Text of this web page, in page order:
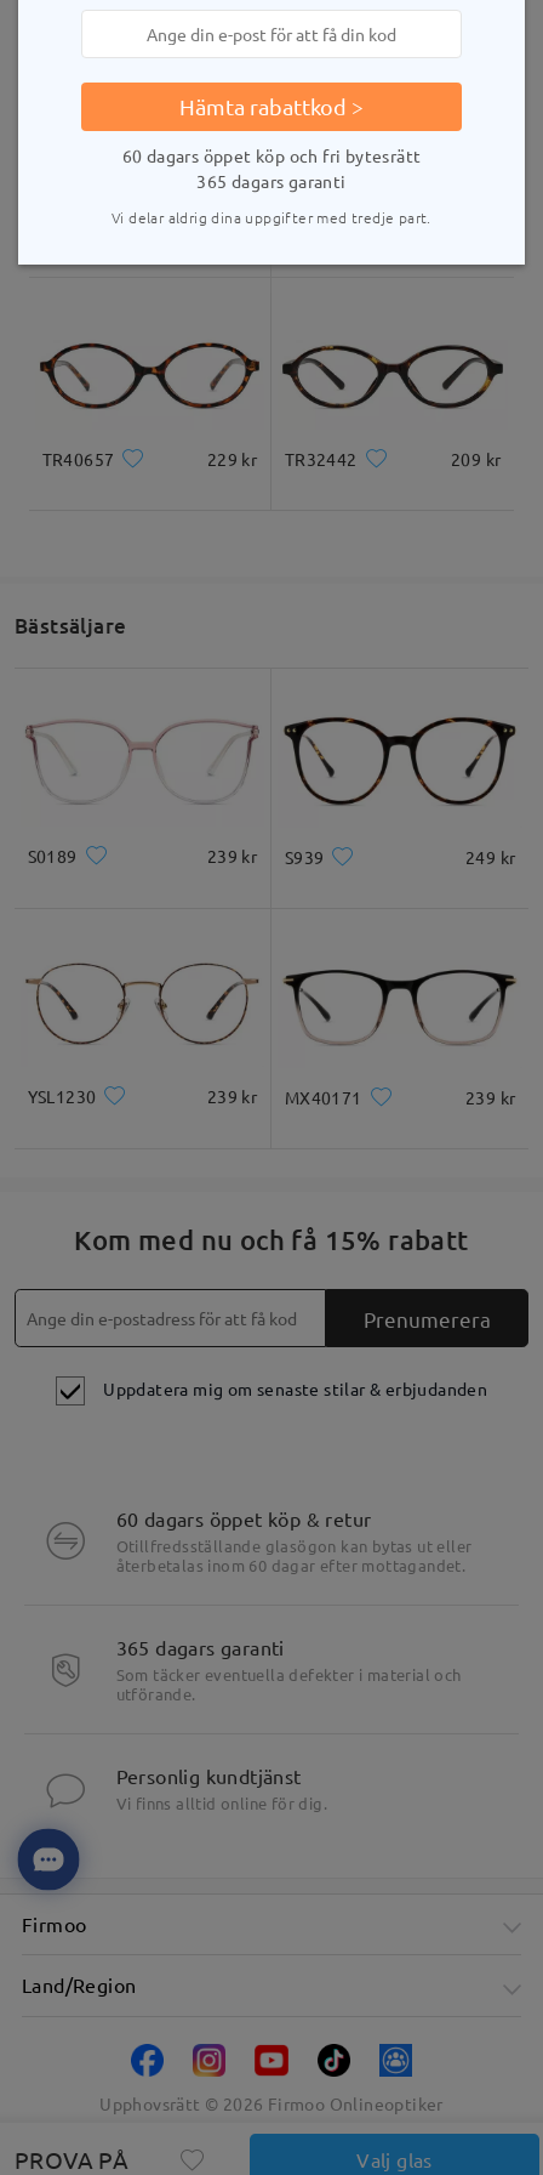
319 kr M37599
TR40657 229 kr TR32442 209 kr
Bästsäljare
S0189 239 kr S939 249 kr
YSL1230 239 kr MX40171 239 kr
Kom med nu och få 15% rabatt
Prenumerera
Uppdatera mig om senaste stilar & erbjudanden
PROVA PÅ Valj glas
60 dagars öppet köp & retur
Otillfredsställande glasögon kan bytas ut eller
återbetalas inom 60 dagar efter mottagandet.
365 dagars garanti
Som täcker eventuella defekter i material och
utförande.
Personlig kundtjänst
Vi finns alltid online för dig.
Firmoo
Land/Region
Upphovsrätt © 2026 Firmoo Onlineoptiker
Hämta rabattkod >
60 dagars öppet köp och fri bytesrätt
365 dagars garanti
Vi delar aldrig dina uppgifter med tredje part.